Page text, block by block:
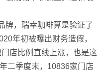
牌，瑞幸咖啡算是验证了
年初被曝出财务造假，
店比例直线上涨，也是这
二季度末，10836家门店